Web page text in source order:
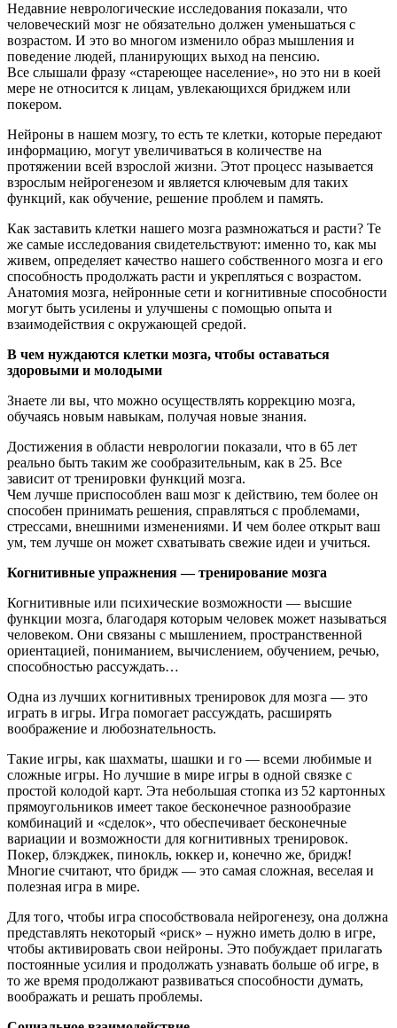
Недавние неврологические исследования показали, что
человеческий мозг не обязательно должен уменьшаться с
возрастом. И это во многом изменило образ мышления и
поведение людей, планирующих выход на пенсию.
Все слышали фразу «стареющее население», но это ни в коей
мере не относится к лицам, увлекающихся бриджем или
покером.
Нейроны в нашем мозгу, то есть те клетки, которые передают
информацию, могут увеличиваться в количестве на
протяжении всей взрослой жизни. Этот процесс называется
взрослым нейрогенезом и является ключевым для таких
функций, как обучение, решение проблем и память.
Как заставить клетки нашего мозга размножаться и расти? Те
же самые исследования свидетельствуют: именно то, как мы
живем, определяет качество нашего собственного мозга и его
способность продолжать расти и укрепляться с возрастом.
Анатомия мозга, нейронные сети и когнитивные способности
могут быть усилены и улучшены с помощью опыта и
взаимодействия с окружающей средой.
В чем нуждаются клетки мозга, чтобы оставаться
здоровыми и молодыми
Знаете ли вы, что можно осуществлять коррекцию мозга,
обучаясь новым навыкам, получая новые знания.
Достижения в области неврологии показали, что в 65 лет
реально быть таким же сообразительным, как в 25. Все
зависит от тренировки функций мозга.
Чем лучше приспособлен ваш мозг к действию, тем более он
способен принимать решения, справляться с проблемами,
стрессами, внешними изменениями. И чем более открыт ваш
ум, тем лучше он может схватывать свежие идеи и учиться.
Когнитивные упражнения — тренирование мозга
Когнитивные или психические возможности — высшие
функции мозга, благодаря которым человек может называться
человеком. Они связаны с мышлением, пространственной
ориентацией, пониманием, вычислением, обучением, речью,
способностью рассуждать…
Одна из лучших когнитивных тренировок для мозга — это
играть в игры. Игра помогает рассуждать, расширять
воображение и любознательность.
Такие игры, как шахматы, шашки и го — всеми любимые и
сложные игры. Но лучшие в мире игры в одной связке с
простой колодой карт. Эта небольшая стопка из 52 картонных
прямоугольников имеет такое бесконечное разнообразие
комбинаций и «сделок», что обеспечивает бесконечные
вариации и возможности для когнитивных тренировок.
Покер, блэкджек, пинокль, юккер и, конечно же, бридж!
Многие считают, что бридж — это самая сложная, веселая и
полезная игра в мире.
Для того, чтобы игра способствовала нейрогенезу, она должна
представлять некоторый «риск» – нужно иметь долю в игре,
чтобы активировать свои нейроны. Это побуждает прилагать
постоянные усилия и продолжать узнавать больше об игре, в
то же время продолжают развиваться способности думать,
воображать и решать проблемы.